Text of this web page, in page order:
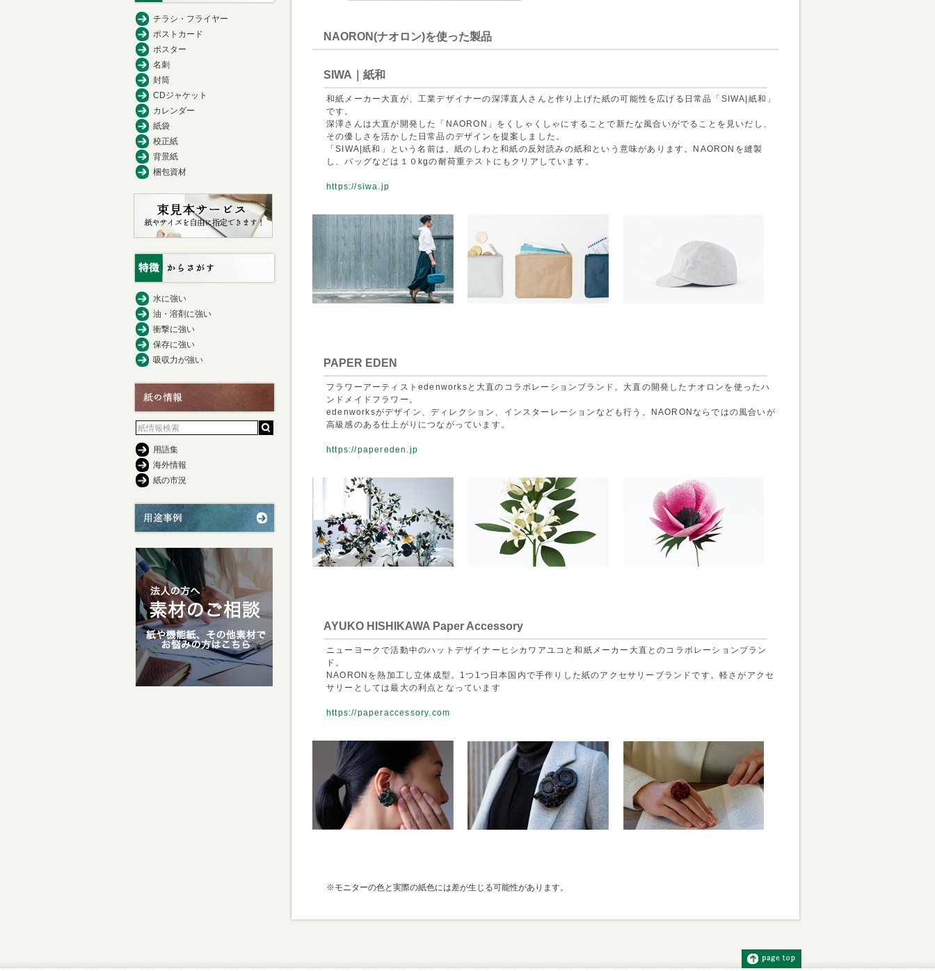
NAORON(ナオロン)を使った製品
SIWA｜紙和
和紙メーカー大直が、工業デザイナーの深澤直人さんと作り上げた紙の可能性を広げる日常品「SIWA|紙和」
です。
深澤さんは大直が開発した「NAORON」をくしゃくしゃにすることで新たな風合いがでることを見いだし、
その優しさを活かした日常品のデザインを提案しました。
「SIWA|紙和」という名前は、紙のしわと和紙の反対読みの紙和という意味があります。NAORONを縫製
し、バッグなどは１０kgの耐荷重テストにもクリアしています。
https://siwa.jp
PAPER EDEN
フラワーアーティストedenworksと大直のコラボレーションブランド。大直の開発したナオロンを使ったハ
ンドメイドフラワー。
edenworksがデザイン、ディレクション、インスターレーションなども行う。NAORONならではの風合いが
高級感のある仕上がりにつながっています。
https://papereden.jp
AYUKO HISHIKAWA Paper Accessory
ニューヨークで活動中のハットデザイナーヒシカワアユコと和紙メーカー大直とのコラボレーションブラン
ド。
NAORONを熱加工し立体成型。1つ1つ日本国内で手作りした紙のアクセサリーブランドです。軽さがアクセ
サリーとしては最大の利点となっています
https://paperaccessory.com
※モニターの色と実際の紙色には差が生じる可能性があります。
チラシ・フライヤー
ポストカード
ポスター
名刺
封筒
CDジャケット
カレンダー
紙袋
校正紙
背景紙
梱包資材
水に強い
油・溶剤に強い
衝撃に強い
保存に強い
吸収力が強い
用語集
海外情報
紙の市況